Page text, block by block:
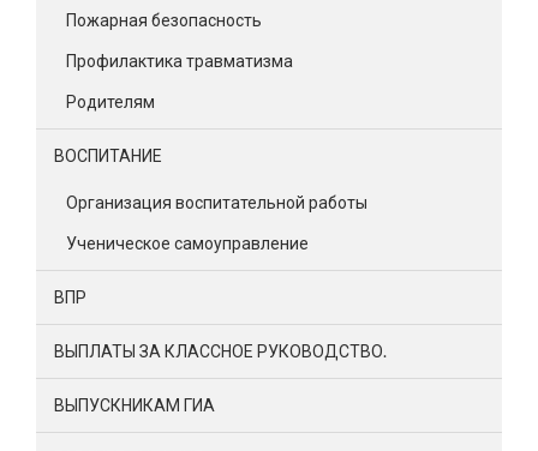
Пожарная безопасность
Профилактика травматизма
Родителям
ВОСПИТАНИЕ
Организация воспитательной работы
Ученическое самоуправление
ВПР
ВЫПЛАТЫ ЗА КЛАССНОЕ РУКОВОДСТВО.
ВЫПУСКНИКАМ ГИА